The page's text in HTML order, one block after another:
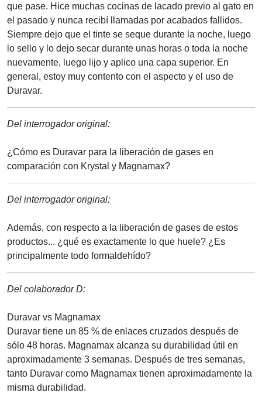
que pase. Hice muchas cocinas de lacado previo al gato en
el pasado y nunca recibí llamadas por acabados fallidos.
Siempre dejo que el tinte se seque durante la noche, luego
lo sello y lo dejo secar durante unas horas o toda la noche
nuevamente, luego lijo y aplico una capa superior. En
general, estoy muy contento con el aspecto y el uso de
Duravar.
Del interrogador original:
¿Cómo es Duravar para la liberación de gases en
comparación con Krystal y Magnamax?
Del interrogador original:
Además, con respecto a la liberación de gases de estos
productos... ¿qué es exactamente lo que huele? ¿Es
principalmente todo formaldehído?
Del colaborador D:
Duravar vs Magnamax
Duravar tiene un 85 % de enlaces cruzados después de
sólo 48 horas. Magnamax alcanza su durabilidad útil en
aproximadamente 3 semanas. Después de tres semanas,
tanto Duravar como Magnamax tienen aproximadamente la
misma durabilidad.